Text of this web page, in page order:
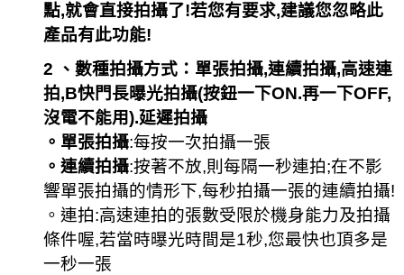
點,就會直接拍攝了!若您有要求,建議您忽略此
產品有此功能!
2 、數種拍攝方式： 單張拍攝,連續拍攝,高速連
拍,B快門長曝光拍攝(按鈕一下ON.再一下OFF,
沒電不能用).延遲拍攝
。單張拍攝:每按一次拍攝一張
。連續拍攝:按著不放,則每隔一秒連拍;在不影
響單張拍攝的情形下,每秒拍攝一張的連續拍攝!
。 連拍:高速連拍的張數受限於機身能力及拍攝
條件喔,若當時曝光時間是1秒,您最快也頂多是
一秒一張